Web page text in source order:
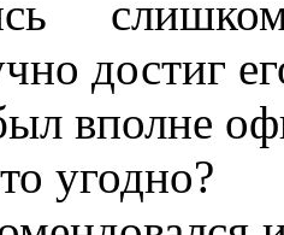
достиг
вполне
угодно?